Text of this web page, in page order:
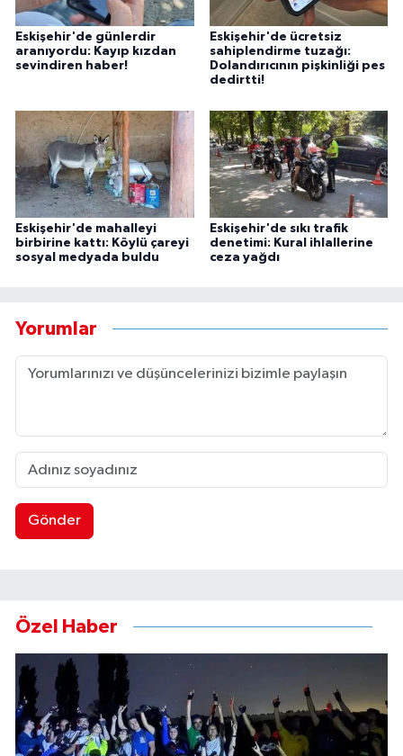
Eskişehir'de günlerdir
aranıyordu: Kayıp kızdan
sevindiren haber!
Eskişehir'de ücretsiz
sahiplendirme tuzağı:
Dolandırıcının pişkinliği pes
dedirtti!
Eskişehir'de mahalleyi
birbirine kattı: Köylü çareyi
sosyal medyada buldu
Eskişehir'de sıkı trafik
denetimi: Kural ihlallerine
ceza yağdı
Yorumlar
Gönder
Özel Haber